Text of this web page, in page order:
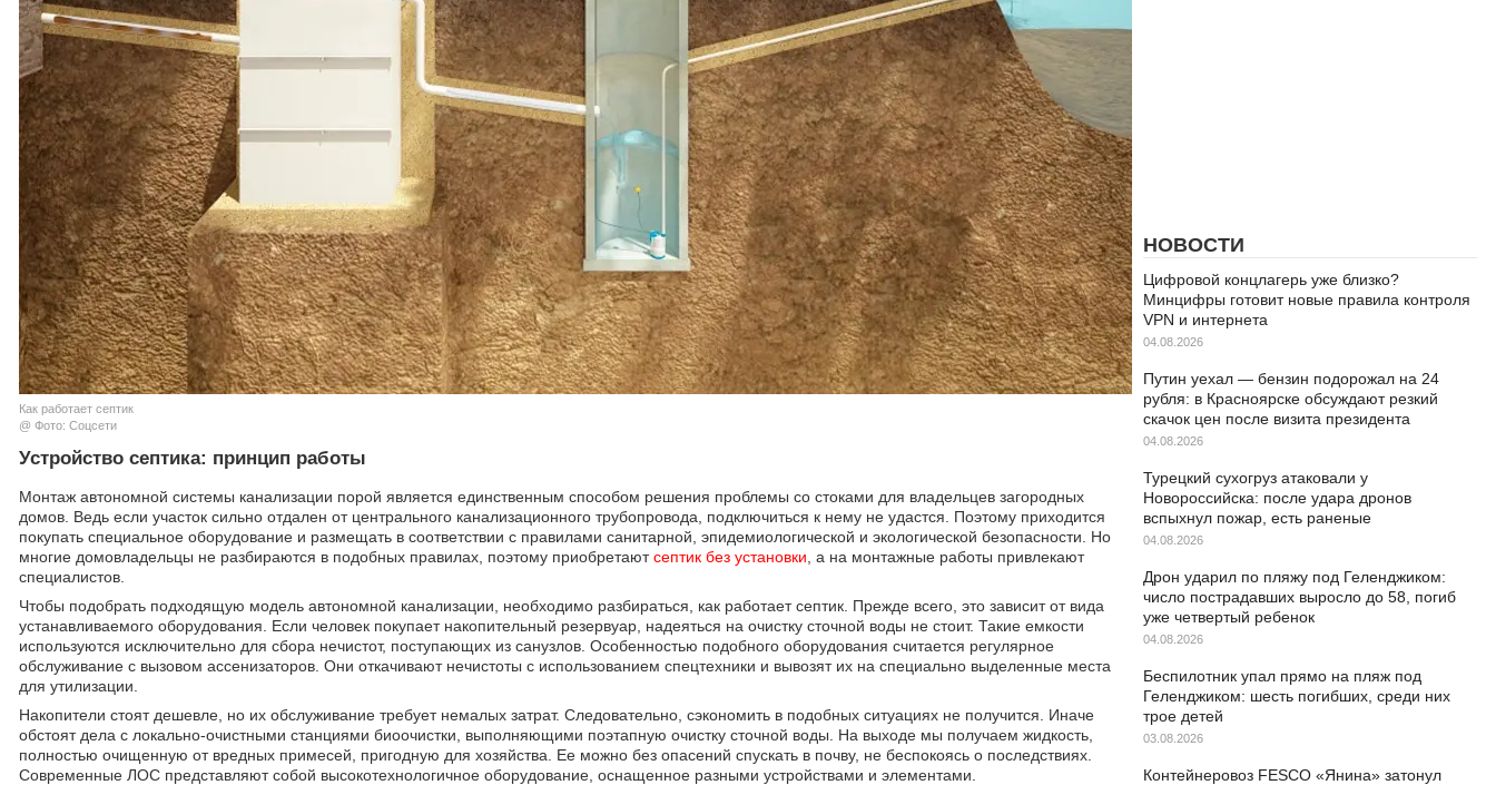
Как работает септик
@ Фото: Соцсети
Устройство септика: принцип работы
Монтаж автономной системы канализации порой является единственным способом решения проблемы со стоками для владельцев загородных
домов. Ведь если участок сильно отдален от центрального канализационного трубопровода, подключиться к нему не удастся. Поэтому приходится
покупать специальное оборудование и размещать в соответствии с правилами санитарной, эпидемиологической и экологической безопасности. Но
многие домовладельцы не разбираются в подобных правилах, поэтому приобретаютсептик без установки , а на монтажные работы привлекают
специалистов.
Чтобы подобрать подходящую модель автономной канализации, необходимо разбираться, как работает септик. Прежде всего, это зависит от вида
устанавливаемого оборудования. Если человек покупает накопительный резервуар, надеяться на очистку сточной воды не стоит. Такие емкости
используются исключительно для сбора нечистот, поступающих из санузлов. Особенностью подобного оборудования считается регулярное
обслуживание с вызовом ассенизаторов. Они откачивают нечистоты с использованием спецтехники и вывозят их на специально выделенные места
для утилизации.
Накопители стоят дешевле, но их обслуживание требует немалых затрат. Следовательно, сэкономить в подобных ситуациях не получится. Иначе
обстоят дела с локально-очистными станциями биоочистки, выполняющими поэтапную очистку сточной воды. На выходе мы получаем жидкость,
полностью очищенную от вредных примесей, пригодную для хозяйства. Ее можно без опасений спускать в почву, не беспокоясь о последствиях.
Современные ЛОС представляют собой высокотехнологичное оборудование, оснащенное разными устройствами и элементами.
НОВОСТИ
Цифровой концлагерь уже близко?
Минцифры готовит новые правила контроля
VPN и интернета
04.08.2026
Путин уехал — бензин подорожал на 24
рубля: в Красноярске обсуждают резкий
скачок цен после визита президента
04.08.2026
Турецкий сухогруз атаковали у
Новороссийска: после удара дронов
вспыхнул пожар, есть раненые
04.08.2026
Дрон ударил по пляжу под Геленджиком:
число пострадавших выросло до 58, погиб
уже четвертый ребенок
04.08.2026
Беспилотник упал прямо на пляж под
Геленджиком: шесть погибших, среди них
трое детей
03.08.2026
Контейнеровоз FESCO «Янина» затонул